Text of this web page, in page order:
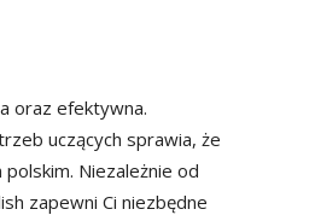
oraz efektywna.
uczących sprawia, że
Niezależnie od
zapewni Ci niezbędne